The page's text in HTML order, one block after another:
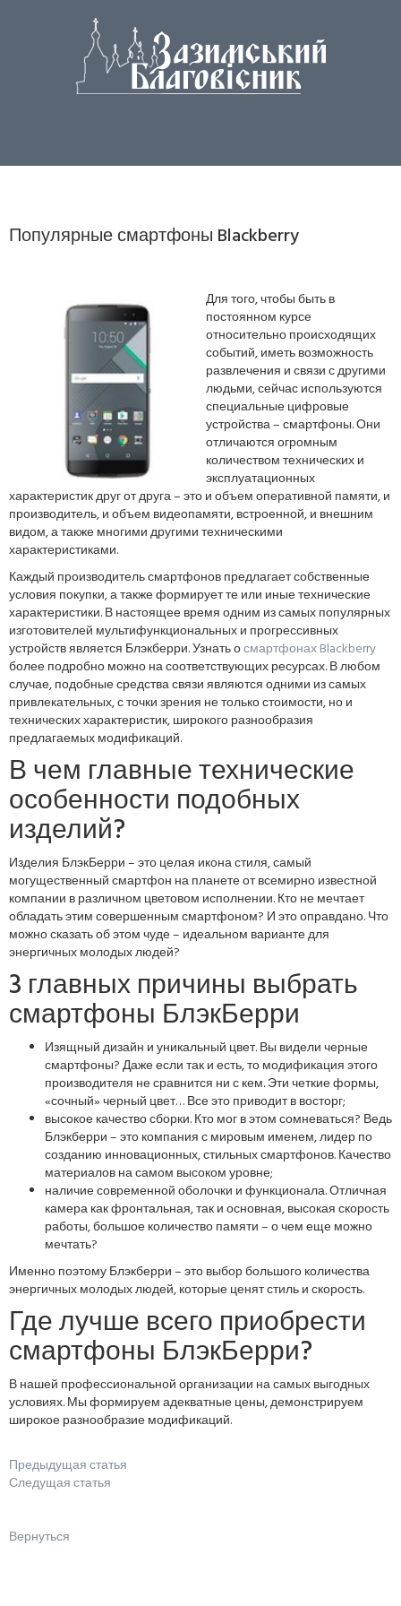
Популярные смартфоны Blackberry
Для того, чтобы быть в
постоянном курсе
относительно происходящих
событий, иметь возможность
развлечения и связи с другими
людьми, сейчас используются
специальные цифровые
устройства – смартфоны. Они
отличаются огромным
количеством технических и
эксплуатационных
характеристик друг от друга – это и объем оперативной памяти, и
производитель, и объем видеопамяти, встроенной, и внешним
видом, а также многими другими техническими
характеристиками.
Каждый производитель смартфонов предлагает собственные
условия покупки, а также формирует те или иные технические
характеристики. В настоящее время одним из самых популярных
изготовителей мультифункциональных и прогрессивных
устройств является Блэкберри. Узнать осмартфонах Blackberry
более подробно можно на соответствующих ресурсах. В любом
случае, подобные средства связи являются одними из самых
привлекательных, с точки зрения не только стоимости, но и
технических характеристик, широкого разнообразия
предлагаемых модификаций.
В чем главные технические
особенности подобных
изделий?
Изделия БлэкБерри – это целая икона стиля, самый
могущественный смартфон на планете от всемирно известной
компании в различном цветовом исполнении. Кто не мечтает
обладать этим совершенным смартфоном? И это оправдано. Что
можно сказать об этом чуде – идеальном варианте для
энергичных молодых людей?
3 главных причины выбрать
смартфоны БлэкБерри
Изящный дизайн и уникальный цвет. Вы видели черные
смартфоны? Даже если так и есть, то модификация этого
производителя не сравнится ни с кем. Эти четкие формы,
«сочный» черный цвет… Все это приводит в восторг;
высокое качество сборки. Кто мог в этом сомневаться? Ведь
Блэкберри – это компания с мировым именем, лидер по
созданию инновационных, стильных смартфонов. Качество
материалов на самом высоком уровне;
наличие современной оболочки и функционала. Отличная
камера как фронтальная, так и основная, высокая скорость
работы, большое количество памяти – о чем еще можно
мечтать?
Именно поэтому Блэкберри – это выбор большого количества
энергичных молодых людей, которые ценят стиль и скорость.
Где лучше всего приобрести
смартфоны БлэкБерри?
В нашей профессиональной организации на самых выгодных
условиях. Мы формируем адекватные цены, демонстрируем
широкое разнообразие модификаций.
Предыдущая статья
Следущая статья
Вернуться